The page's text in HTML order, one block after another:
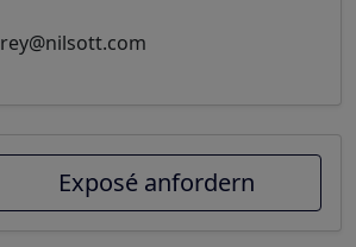
rey@nilsott.com
Exposé anfordern